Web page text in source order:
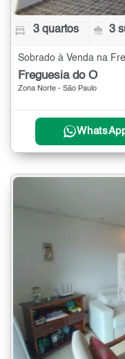
3 quartos 3
Sobrado à Venda na
Freguesia do Ó
Zona Norte - São Paulo